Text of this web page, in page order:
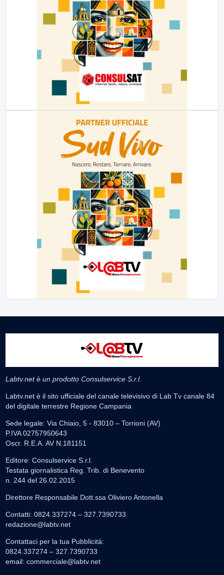
Labtv.net è un prodotto Consulservice S.r.l.
Labtv.net è il sito ufficiale del canale televisivo di Lab Tv canale 84
del digitale terrestre Regione Campania
Sede legale: Via Chiaio, 5 - 83010 – Torrioni (AV)
P.IVA 02757950643
Oscr. R.E.A. AV N.181151
Editore: Consulservice S.r.l.
Testata giornalistica Reg. Trib. di Benevento
n. 244 del 26.02.2015
Direttore Responsabile Dott.ssa Oliviero Antonella
Contatti: 0824.337274 – 327.7390733
redazione@labtv.net
Contattaci per la tua Pubblicità:
0824.337274 – 327.7390733
email: commerciale@labtv.net